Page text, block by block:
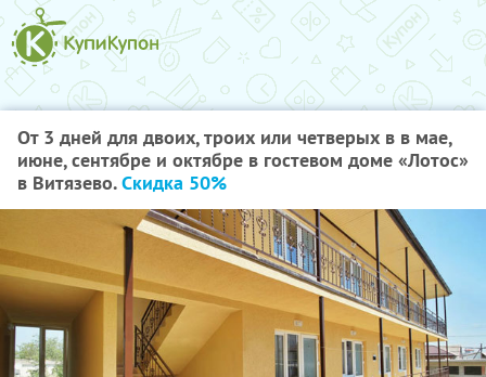
От 3 дней для двоих, троих или четверых в в мае,
июне, сентябре и октябре в гостевом доме «Лотос»
в Витязево.Скидка 50%